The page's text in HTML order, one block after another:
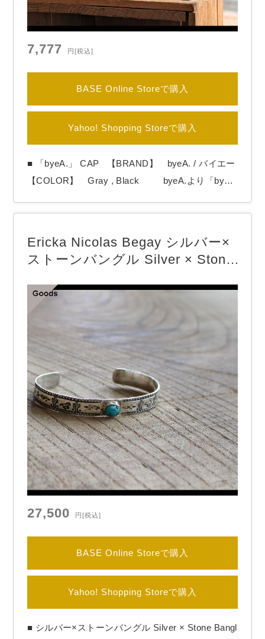
7,777 円[税込]
BASE Online Storeで購入
Yahoo! Shopping Storeで購入
■ 「byeA.」 CAP 【BRAND】 byeA. / バイエー
【COLOR】 Gray , Black byeA.より「bye
n China ■商品詳細 【サイズ】 FREE（高
のアジャスターで…
Ericka Nicolas Begay シルバー×
ストーンバングル Silver × Stone
27,500 円[税込]
BASE Online Storeで購入
Yahoo! Shopping Storeで購入
■ シルバー×ストーンバングル Silver × Stone Bangl